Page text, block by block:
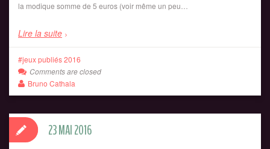
la modique somme de 5 euros (voir même un peu…
Lire la suite
jeux publiés 2016
Comments are closed
Bruno Cathala
23 MAI 2016